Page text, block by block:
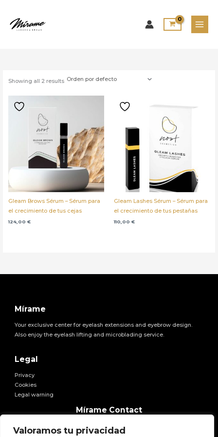
Valoramos tu privacidad
contenido
Showing all 2 results
Gleam Brows Sérum – Sérum para
el crecimiento de tus cejas
124,00 €
Gleam Lashes Sérum – Sérum para
el crecimiento de tus pestañas
110,00 €
Mírame
Your exclusive center for eyelash extensions and eyebrow design.
Also enjoy the eyelash lifting and microblading service.
Legal
Privacy
Cookies
Legal warning
Mírame Contact
E-mail: hola@miramexxl.com